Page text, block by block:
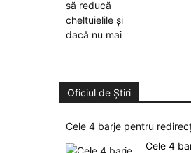
Oficiul de Știri
Cele 4 barje pentru
Cele 4